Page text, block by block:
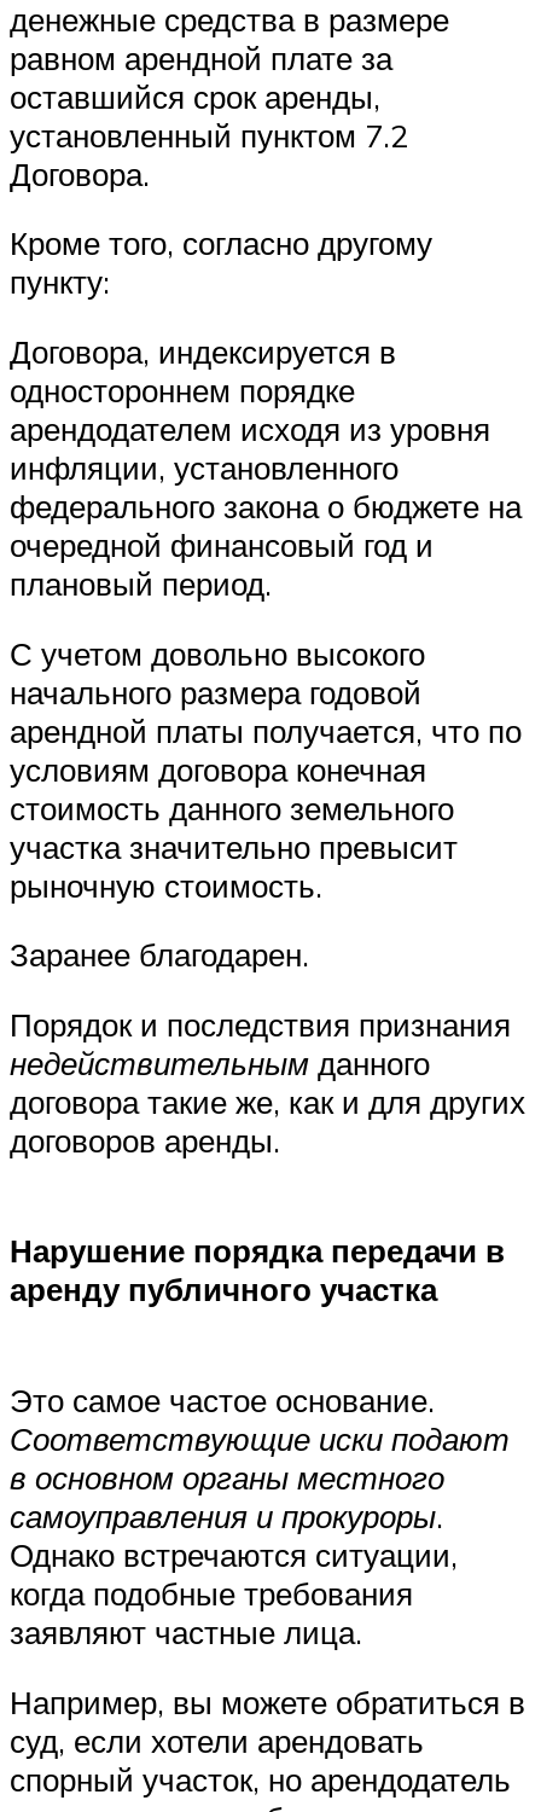
денежные средства в размере
равном арендной плате за
оставшийся срок аренды,
установленный пунктом 7.2
Договора.
Кроме того, согласно другому
пункту:
Договора, индексируется в
одностороннем порядке
арендодателем исходя из уровня
инфляции, установленного
федерального закона о бюджете на
очередной финансовый год и
плановый период.
С учетом довольно высокого
начального размера годовой
арендной платы получается, что по
условиям договора конечная
стоимость данного земельного
участка значительно превысит
рыночную стоимость.
Заранее благодарен.
Порядок и последствия признания
недействительным данного
договора такие же, как и для других
договоров аренды.
Нарушение порядка передачи в
аренду публичного участка
Это самое частое основание.
Соответствующие иски подают
в основном органы местного
самоуправления и прокуроры.
Однако встречаются ситуации,
когда подобные требования
заявляют частные лица.
Например, вы можете обратиться в
суд, если хотели арендовать
спорный участок, но арендодатель